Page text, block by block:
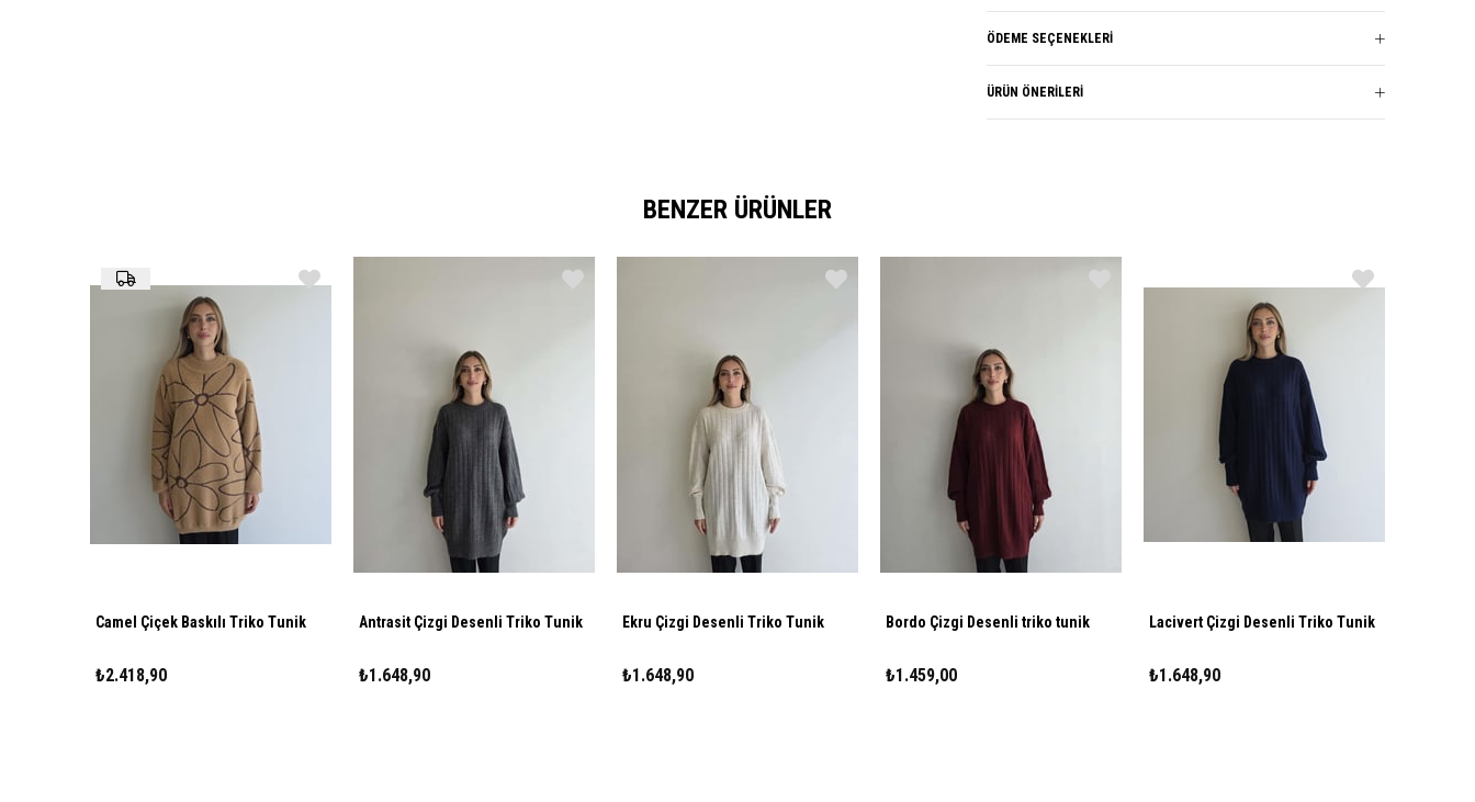
ÖDEME SEÇENEKLERI
ÜRÜN ÖNERILERI
BENZER ÜRÜNLER
Camel Çiçek Baskılı Triko Tunik
₺2.418,90
Antrasit Çizgi Desenli Triko Tunik
₺1.648,90
Ekru Çizgi Desenli Triko Tunik
₺1.648,90
Bordo Çizgi Desenli triko tunik
₺1.459,00
Lacivert Çizgi Desenli Triko Tunik
₺1.648,90